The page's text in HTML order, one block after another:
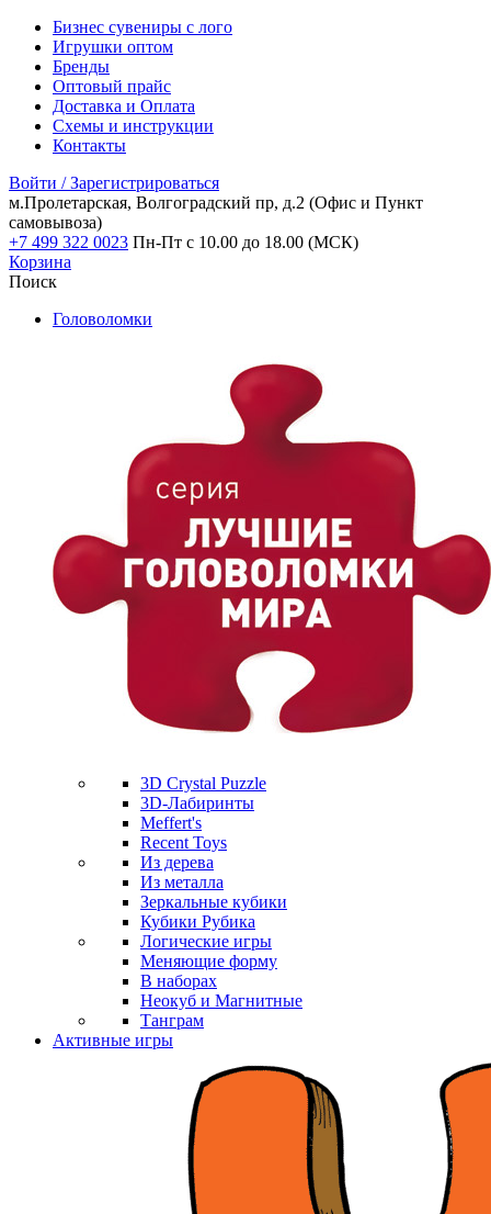
Бизнес сувениры с лого
Игрушки оптом
Бренды
Оптовый прайс
Доставка и Оплата
Схемы и инструкции
Контакты
Войти / Зарегистрироваться
м.Пролетарская, Волгоградский пр, д.2 (Офис и Пункт
самовывоза)
+7 499 322 0023 Пн-Пт с 10.00 до 18.00 (МСК)
Корзина
Поиск
Головоломки
3D Crystal Puzzle
3D-Лабиринты
Meffert's
Recent Toys
Из дерева
Из металла
Зеркальные кубики
Кубики Рубика
Логические игры
Меняющие форму
В наборах
Неокуб и Магнитные
Танграм
Активные игры